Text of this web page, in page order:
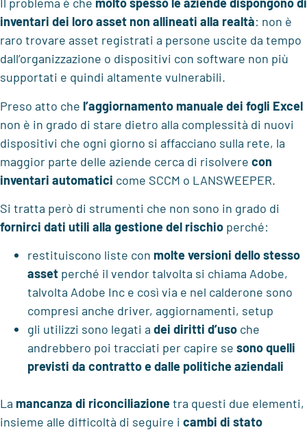
inventari dei loro asset non allineati alla realtà: non è
raro trovare asset registrati a persone uscite da tempo
dall’organizzazione o dispositivi con software non più
supportati e quindi altamente vulnerabili.
Preso atto che l’aggiornamento manuale dei fogli Excel
non è in grado di stare dietro alla complessità di nuovi
dispositivi che ogni giorno si affacciano sulla rete, la
maggior parte delle aziende cerca di risolvere con
inventari automatici come SCCM o LANSWEEPER.
Si tratta però di strumenti che non sono in grado di
fornirci dati utili alla gestionedel rischio perché:
restituiscono liste con molte versioni dello stesso
asset perché il vendor talvolta si chiama Adobe,
talvolta Adobe Inc e così via e nel calderone sono
compresi anche driver, aggiornamenti, setup
gli utilizzi sono legati a dei diritti d’uso che
andrebbero poi tracciati per capire se sono quelli
previsti da contratto e dalle politiche aziendali
La mancanza di riconciliazionetra questi due elementi,
insieme alle difficoltà di seguire i cambi di stato